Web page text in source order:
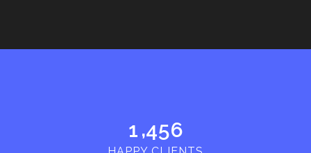
1 ,456